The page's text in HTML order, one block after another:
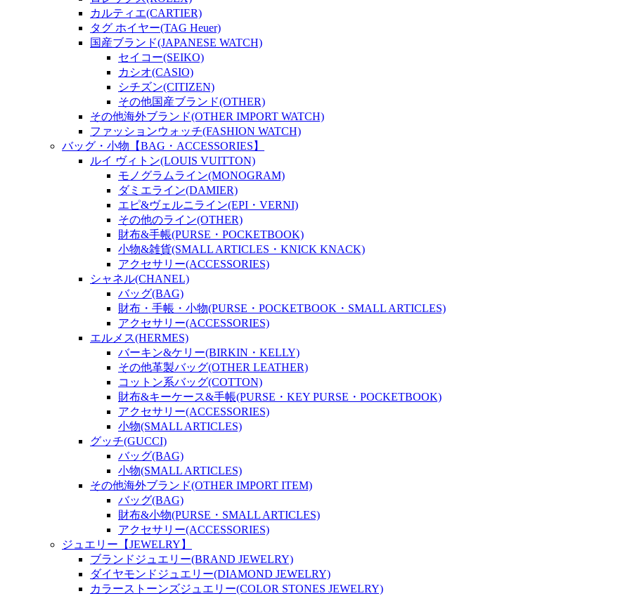
カルティエ(CARTIER)
タグ ホイヤー(TAG Heuer)
国産ブランド(JAPANESE WATCH)
セイコー(SEIKO)
カシオ(CASIO)
シチズン(CITIZEN)
その他国産ブランド(OTHER)
その他海外ブランド(OTHER IMPORT WATCH)
ファッションウォッチ(FASHION WATCH)
バッグ・小物【BAG・ACCESSORIES】
ルイ ヴィトン(LOUIS VUITTON)
モノグラムライン(MONOGRAM)
ダミエライン(DAMIER)
エピ&ヴェルニライン(EPI・VERNI)
その他のライン(OTHER)
財布&手帳(PURSE・POCKETBOOK)
小物&雑貨(SMALL ARTICLES・KNICK KNACK)
アクセサリー(ACCESSORIES)
シャネル(CHANEL)
バッグ(BAG)
財布・手帳・小物(PURSE・POCKETBOOK・SMALL ARTICLES)
アクセサリー(ACCESSORIES)
エルメス(HERMES)
バーキン&ケリー(BIRKIN・KELLY)
その他革製バッグ(OTHER LEATHER)
コットン系バッグ(COTTON)
財布&キーケース&手帳(PURSE・KEY PURSE・POCKETBOOK)
アクセサリー(ACCESSORIES)
小物(SMALL ARTICLES)
グッチ(GUCCI)
バッグ(BAG)
小物(SMALL ARTICLES)
その他海外ブランド(OTHER IMPORT ITEM)
バッグ(BAG)
財布&小物(PURSE・SMALL ARTICLES)
アクセサリー(ACCESSORIES)
ジュエリー【JEWELRY】
ブランドジュエリー(BRAND JEWELRY)
ダイヤモンドジュエリー(DIAMOND JEWELRY)
カラーストーンズジュエリー(COLOR STONES JEWELRY)